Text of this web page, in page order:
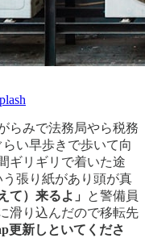
らみで法務局やら税務
い早歩きで歩いて向
ギリギリで着いた途
う張り紙があり頭が真
て）来るよ」
と警備員
滑り込んだので移転先
更新しといてくださ